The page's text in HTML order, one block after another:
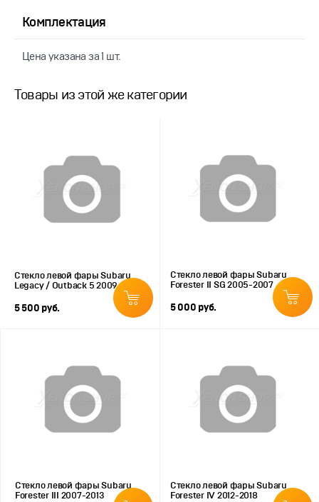
Комплектация
Цена указана за 1 шт.
Товары из этой же категории
Стекло левой фары Subaru
Legacy / Outback 5 2009-2014
5 500 руб.
Стекло левой фары Subaru
Forester II SG 2005-2007
5 000 руб.
Стекло левой фары Subaru
Forester III 2007-2013
Стекло левой фары Subaru
Forester IV 2012-2018